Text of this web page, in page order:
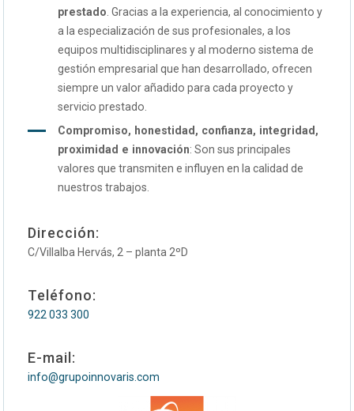
prestado . Gracias a la experiencia, al conocimiento y
a la especialización de sus profesionales, a los
equipos multidisciplinares y al moderno sistema de
gestión empresarial que han desarrollado, ofrecen
siempre un valor añadido para cada proyecto y
servicio prestado.
Compromiso, honestidad, confianza, integridad,
proximidad e innovación: Son sus principales
valores que transmiten e influyen en la calidad de
nuestros trabajos.
Dirección:
C/Villalba Hervás, 2 – planta 2ºD
Teléfono:
922 033 300
E-mail:
info@grupoinnovaris.com